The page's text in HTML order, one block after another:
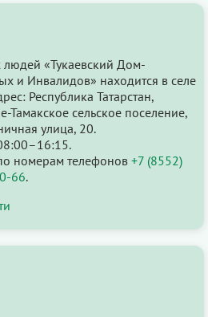
«Тукаевский Дом-
и Инвалидов» находится в селе
Республика Татарстан,
Тамакское сельское поселение,
улица, 20.
номерам телефонов +7 (8552)
66.